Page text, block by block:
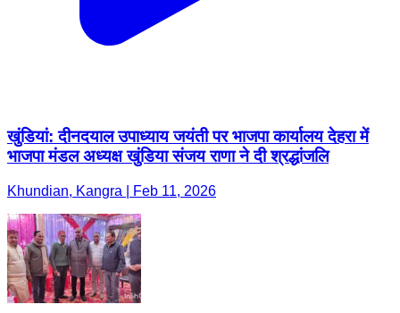
खुंडियां: दीनदयाल उपाध्याय जयंती पर भाजपा कार्यालय देहरा में
भाजपा मंडल अध्यक्ष खुंडिया संजय राणा ने दी श्रद्धांजलि
Khundian, Kangra | Feb 11, 2026